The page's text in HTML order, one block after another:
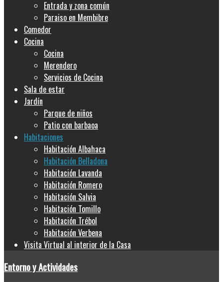
Entrada y zona común
Paraiso en Membibre
Comedor
Cocina
Cocina
Merendero
Servicios de Cocina
Sala de estar
Jardín
Parque de niños
Patio con barbaoa
Habitaciones
Habitación Albahaca
Habitación Belladona
Habitación Lavanda
Habitación Romero
Habitación Salvia
Habitación Tomillo
Habitación Trébol
Habitación Verbena
Visita Virtual al interior de la Casa
Entorno y Actividades